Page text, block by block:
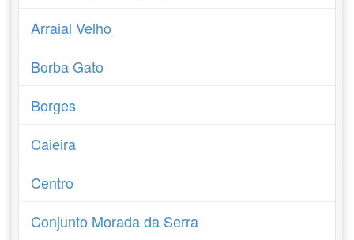
Arraial Velho
Borba Gato
Borges
Caieira
Centro
Conjunto Morada da Serra